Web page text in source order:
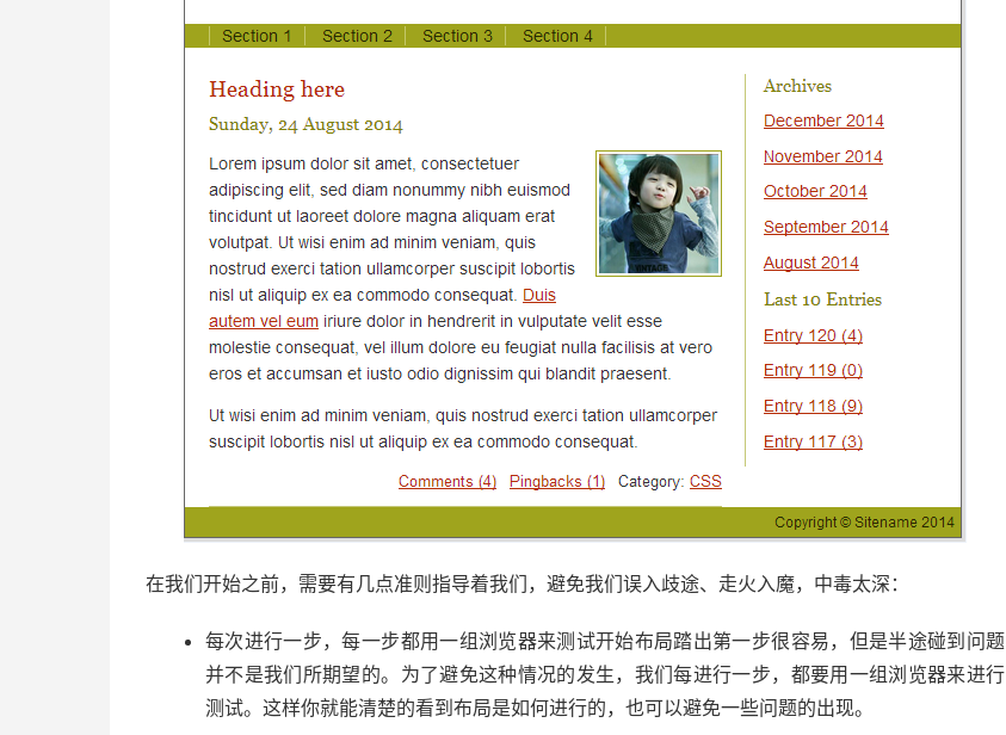
在我们开始之前，需要有几点准则指导着我们，避免我们误入歧途、走火入魔，中毒太深：
每次进行一步，每一步都用一组浏览器来测试开始布局踏出第一步很容易，但是半途碰到问题
并不是我们所期望的。为了避免这种情况的发生，我们每进行一步，都要用一组浏览器来进行
测试。这样你就能清楚的看到布局是如何进行的，也可以避免一些问题的出现。